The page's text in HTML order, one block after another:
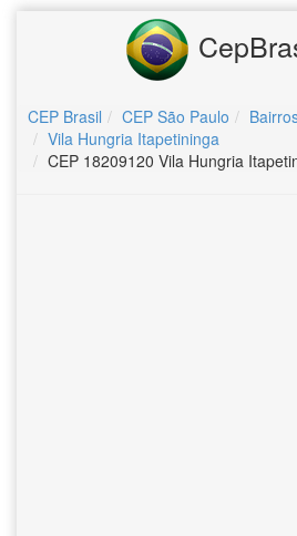
CEP Brasil CEP São Paulo
Vila Hungria Itapetininga
CEP 18209120 Vila Hungria